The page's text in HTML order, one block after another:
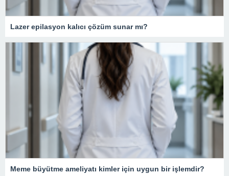
Lazer epilasyon kalıcı çözüm sunar mı?
Meme büyütme ameliyatı kimler için uygun bir işlemdir?